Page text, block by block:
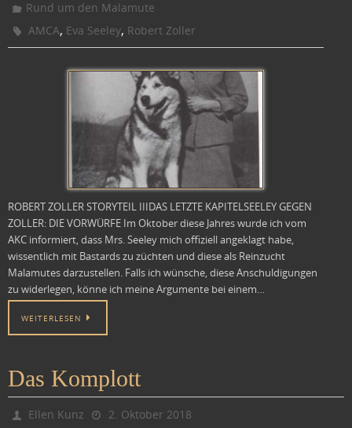
Rund um den Malamute
AMCA, Eva Seeley, Robert Zoller
ROBERT ZOLLER STORYTEIL IIIDAS LETZTE KAPITELSEELEY GEGEN
ZOLLER: DIE VORWÜRFE Im Oktober diese Jahres wurde ich vom
AKC informiert, dass Mrs. Seeley mich offiziell angeklagt habe,
wissentlich mit Bastards zu züchten und diese als Reinzucht
Malamutes darzustellen. Falls ich wünsche, diese Anschuldigungen
zu widerlegen, könne ich meine Argumente bei einem…
WEITERLESEN
Das Komplott
Ellen Kunz
2. Oktober 2018